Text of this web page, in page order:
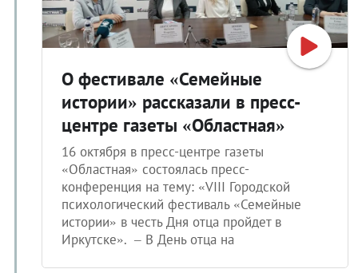
О фестивале «Семейные
истории» рассказали в пресс-
центре газеты «Областная»
16 октября в пресс-центре газеты
«Областная» состоялась пресс-
конференция на тему: «VIII Городской
психологический фестиваль «Семейные
истории» в честь Дня отца пройдет в
Иркутске». – В День отца на